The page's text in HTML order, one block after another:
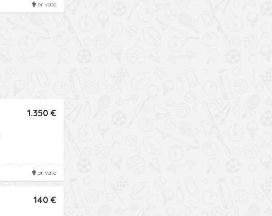
privato
1.350 €
privato
140 €